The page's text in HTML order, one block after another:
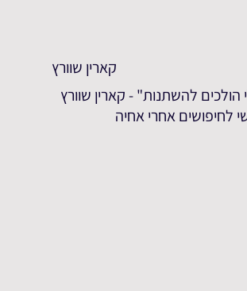
קארין שוורץ
הולכים להשתנות" - קארין שוורץ
לחיפושים אחרי אחיה